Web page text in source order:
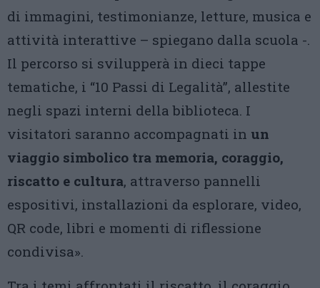
di immagini, testimonianze, letture, musica e
attività interattive – spiegano dalla scuola -.
Il percorso si svilupperà in dieci tappe
tematiche, i “10 Passi di Legalità”, allestite
negli spazi interni della biblioteca. I
visitatori saranno accompagnati in un
viaggio simbolico tra memoria, coraggio,
riscatto e cultura, attraverso pannelli
espositivi, installazioni da esplorare, video,
QR code, libri e momenti di riflessione
condivisa».